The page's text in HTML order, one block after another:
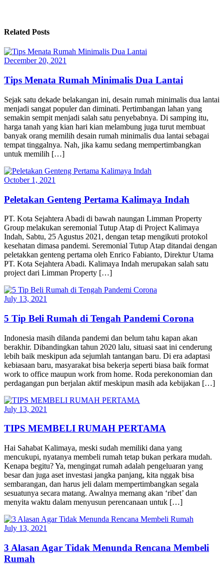
Related Posts
December 20, 2021
Tips Menata Rumah Minimalis Dua Lantai
Sejak satu dekade belakangan ini, desain rumah minimalis dua lantai
menjadi sangat populer dan diminati. Pertimbangan lahan yang
semakin sempit menjadi salah satu penyebabnya. Di samping itu,
harga tanah yang kian hari kian melambung juga turut membuat
banyak orang memilih desain rumah minimalis dua lantai sebagai
tempat tinggalnya. Nah, jika kamu sedang mempertimbangkan
untuk memilih […]
October 1, 2021
Peletakan Genteng Pertama Kalimaya Indah
PT. Kota Sejahtera Abadi di bawah naungan Limman Property
Group melakukan seremonial Tutup Atap di Project Kalimaya
Indah, Sabtu, 25 Agustus 2021, dengan tetap mengikuti protokol
kesehatan dimasa pandemi. Seremonial Tutup Atap ditandai dengan
peletakkan genteng pertama oleh Enrico Fabianto, Direktur Utama
PT. Kota Sejahtera Abadi. Kalimaya Indah merupakan salah satu
project dari Limman Property […]
July 13, 2021
5 Tip Beli Rumah di Tengah Pandemi Corona
Indonesia masih dilanda pandemi dan belum tahu kapan akan
berakhir. Dibandingkan tahun 2020 lalu, situasi saat ini cenderung
lebih baik meskipun ada sejumlah tantangan baru. Di era adaptasi
kebiasaan baru, masyarakat bisa bekerja seperti biasa baik format
work to office maupun work from home. Roda perekonomian dan
perdagangan pun berjalan aktif meskipun masih ada kebijakan […]
July 13, 2021
TIPS MEMBELI RUMAH PERTAMA
Hai Sahabat Kalimaya, meski sudah memiliki dana yang
mencukupi, nyatanya membeli rumah tetap bukan perkara mudah.
Kenapa begitu? Ya, mengingat rumah adalah pengeluaran yang
besar dan juga aset investasi jangka panjang, kita nggak bisa
sembarangan, dan harus jeli dalam mempertimbangkan segala
sesuatunya secara matang. Awalnya memang akan ‘ribet’ dan
menyita waktu dalam menyusun perencanaan untuk […]
July 13, 2021
3 Alasan Agar Tidak Menunda Rencana Membeli
Rumah